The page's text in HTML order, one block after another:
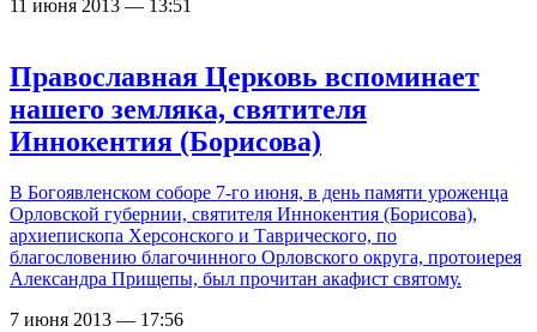
11 июня 2013 — 13:51
Православная Церковь вспоминает
нашего земляка, святителя
Иннокентия (Борисова)
В Богоявленском соборе 7-го июня, в день памяти уроженца
Орловской губернии, святителя Иннокентия (Борисова),
архиепископа Херсонского и Таврического, по
благословению благочинного Орловского округа, протоиерея
Александра Прищепы, был прочитан акафист святому.
7 июня 2013 — 17:56